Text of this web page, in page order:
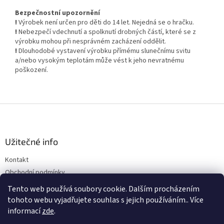
Tento web používá soubory cookie. Dalším procházením
tohoto webu vyjadřujete souhlas s jejich používáním.. Více
informacízde.
Bezpečnostní upozornění
! Výrobek není určen pro děti do 14 let. Nejedná se o hračku.
! Nebezpečí vdechnutí a spolknutí drobných částí, které se z
výrobku mohou při nesprávném zacházení oddělit.
! Dlouhodobé vystavení výrobku přímému slunečnímu svitu
a/nebo vysokým teplotám může vést k jeho nevratnému
poškození.
Užitečné info
Kontakt
Obchodní podmínky
Ochrana osobních údajů